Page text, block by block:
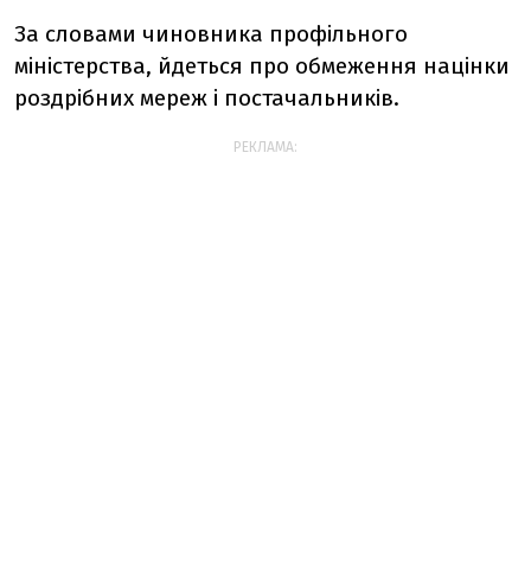
За словами чиновника профільного
міністерства, йдеться про обмеження націнки
роздрібних мереж і постачальників.
РЕКЛАМА: